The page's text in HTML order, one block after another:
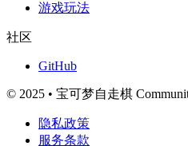
游戏玩法
社区
GitHub
© 2025 • 宝可梦自走棋
隐私政策
服务条款